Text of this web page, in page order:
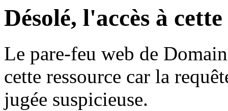
Désolé, l'accès à
Le pare-feu web de
cette ressource car la
jugée suspicieuse.